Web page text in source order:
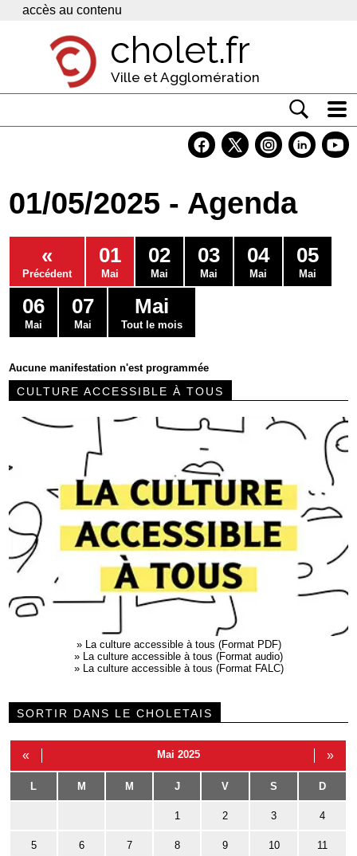
Panneau de gestion des cookies
accès au contenu
cholet.fr
Ville et Agglomération
Economie
Services
Contacts
01/05/2025 - Agenda
«
Précédent
01
Mai
02
Mai
03
Mai
04
Mai
05
Mai
06
Mai
07
Mai
Mai
Tout le mois
Aucune manifestation n'est programmée
CULTURE ACCESSIBLE À TOUS
»
La culture accessible à tous (Format PDF)
»
La culture accessible à tous (Format audio)
»
La culture accessible à tous (Format FALC)
SORTIR DANS LE CHOLETAIS
« Mai 2025 »
L M M J V S D
1 2 3 4
5 6 7 8 9 10 11